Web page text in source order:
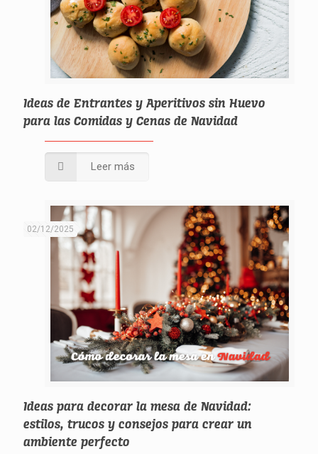
Ideas de Entrantes y Aperitivos sin Huevo
para las Comidas y Cenas de Navidad
Leer más
02/12/2025
Ideas para decorar la mesa de Navidad:
estilos, trucos y consejos para crear un
ambiente perfecto